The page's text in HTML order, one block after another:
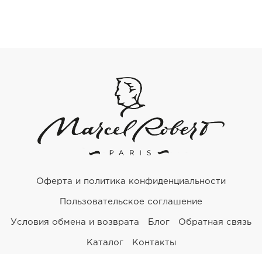
Оферта и политика конфиденциальности
Пользовательское соглашение
Условия обмена и возврата Блог Обратная связь
Каталог Контакты